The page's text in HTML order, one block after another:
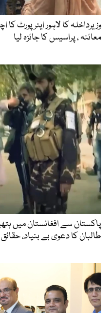
وزیرداخلہ کا لاہور ایئرپورٹ کا
معائنہ ، پراسیس کا جائزہ لیا
پاکستان سے افغانستان میں
طالبان کا دعوی بے بنیاد،